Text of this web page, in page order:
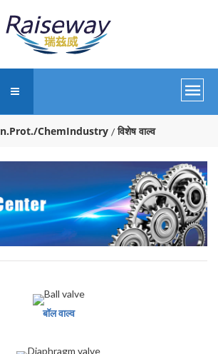
ChemIndustry विशेष वाल्व
बॉल वाल्व